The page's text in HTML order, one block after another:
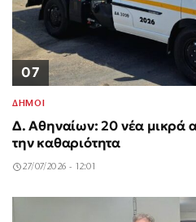
07
ΔΗΜΟΙ
Δ. Αθηναίων: 20 νέα μικρά
την καθαριότητα
27/07/2026 - 12:01